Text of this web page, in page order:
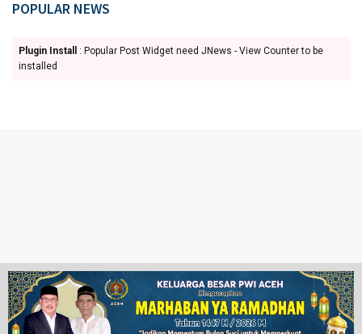
POPULAR NEWS
Plugin Install
: Popular Post Widget need JNews - View Counter to be
installed
Ketentuan Penggunaan Redaksi